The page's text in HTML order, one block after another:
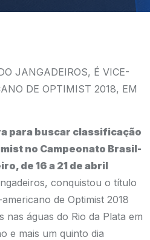
JANGADEIROS, É VICE-
DE OPTIMIST 2018, EM
para buscar classificação
no Campeonato Brasil-
de 16 a 21 de abril
conquistou o título
de Optimist 2018
águas do Rio da Plata em
e mais um quinto dia